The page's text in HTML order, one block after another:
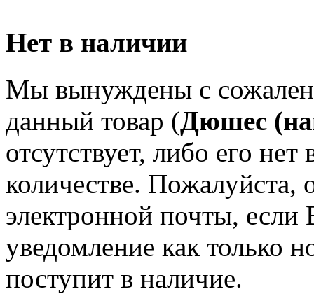
Нет в наличии
Мы вынуждены с
данный товар (Дюшес
отсутствует, либо его
количестве. Пожалуйста,
электронной почты, если
уведомление как только
поступит в наличие.